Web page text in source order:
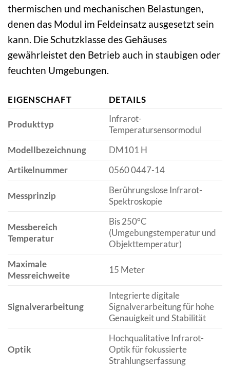
thermischen und mechanischen Belastungen,
denen das Modul im Feldeinsatz ausgesetzt sein
kann. Die Schutzklasse des Gehäuses
gewährleistet den Betrieb auch in staubigen oder
feuchten Umgebungen.
EIGENSCHAFT DETAILS
Produkttyp
Infrarot-
Temperatursensormodul
Modellbezeichnung
DM101 H
Artikelnummer
0560 0447-14
Messprinzip
Berührungslose Infrarot-
Spektroskopie
Messbereich
Temperatur
Bis 250°C
(Umgebungstemperatur und
Objekttemperatur)
Maximale
Messreichweite
15 Meter
Signalverarbeitung
Integrierte digitale
Signalverarbeitung für hohe
Genauigkeit und Stabilität
Optik
Hochqualitative Infrarot-
Optik für fokussierte
Strahlungserfassung